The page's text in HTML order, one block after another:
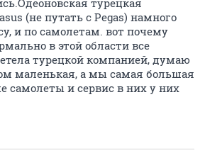
турецкая
(не путать с Pegas) намного
и по самолетам. вот почему
в этой области все
турецкой компанией, думаю
маленькая, а мы самая большая
самолеты и сервис в них у них